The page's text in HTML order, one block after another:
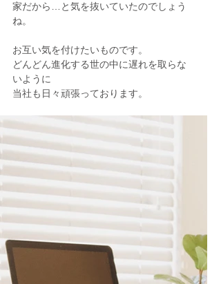
家だから…と気を抜いていたのでしょう
ね。
お互い気を付けたいものです。
どんどん進化する世の中に遅れを取らな
いように
当社も日々頑張っております。